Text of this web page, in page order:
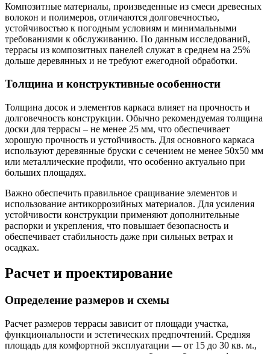
Композитные материалы, произведенные из смеси древесных
волокон и полимеров, отличаются долговечностью,
устойчивостью к погодным условиям и минимальными
требованиями к обслуживанию. По данным исследований,
террасы из композитных панелей служат в среднем на 25%
дольше деревянных и не требуют ежегодной обработки.
Толщина и конструктивные особенности
Толщина досок и элементов каркаса влияет на прочность и
долговечность конструкции. Обычно рекомендуемая толщина
доски для террасы – не менее 25 мм, что обеспечивает
хорошую прочность и устойчивость. Для основного каркаса
используют деревянные бруски с сечением не менее 50х50 мм
или металлические профили, что особенно актуально при
больших площадях.
Важно обеспечить правильное сращивание элементов и
использование антикоррозийных материалов. Для усиления
устойчивости конструкции применяют дополнительные
распорки и укрепления, что повышает безопасность и
обеспечивает стабильность даже при сильных ветрах и
осадках.
Расчет и проектирование
Определение размеров и схемы
Расчет размеров террасы зависит от площади участка,
функциональности и эстетических предпочтений. Средняя
площадь для комфортной эксплуатации — от 15 до 30 кв. м.,